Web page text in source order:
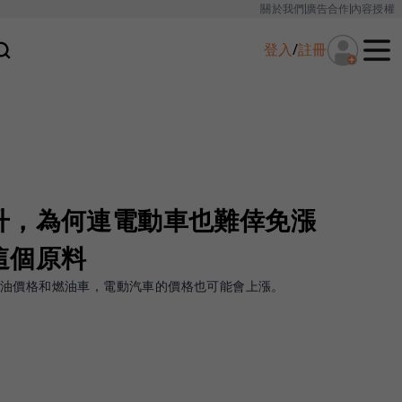
關於我們廣告合作內容授權
登入/註冊
為何連電動車也難倖免漲
個原料
價格和燃油車，電動汽車的價格也可能會上漲。